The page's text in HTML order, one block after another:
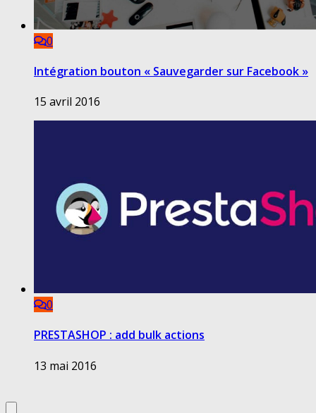
0
Intégration bouton « Sauvegarder sur Facebook »
15 avril 2016
0
PRESTASHOP : add bulk actions
13 mai 2016